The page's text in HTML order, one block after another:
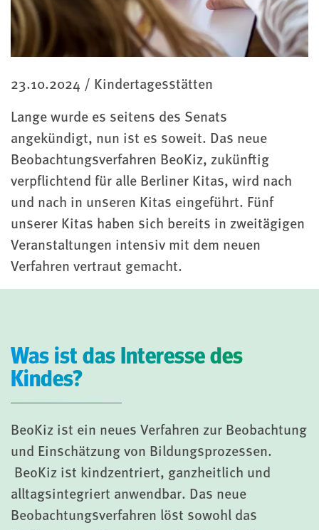
23.10.2024 / Kategorie
Kindertagesstätten
Lange wurde es seitens des Senats
angekündigt, nun ist es soweit. Das neue
Beobachtungsverfahren BeoKiz, zukünftig
verpflichtend für alle Berliner Kitas, wird nach
und nach in unseren Kitas eingeführt. Fünf
unserer Kitas haben sich bereits in zweitägigen
Veranstaltungen intensiv mit dem neuen
Verfahren vertraut gemacht.
Was ist das Interesse des
Kindes?
BeoKiz ist ein neues Verfahren zur Beobachtung
und Einschätzung von Bildungsprozessen.
BeoKiz ist kindzentriert, ganzheitlich und
alltagsintegriert anwendbar. Das neue
Beobachtungsverfahren löst sowohl das